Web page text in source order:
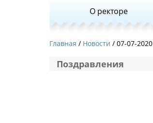
О ректоре
Главная Новости / 07-07-2020
Поздравления